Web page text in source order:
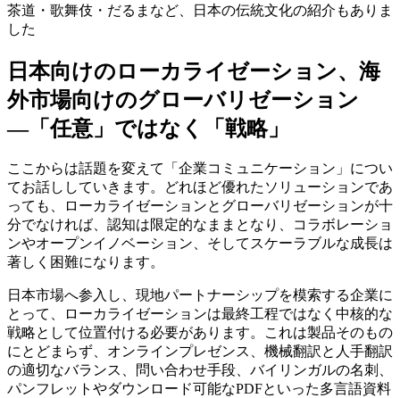
茶道・歌舞伎・だるまなど、日本の伝統文化の紹介もありま
した
日本向けのローカライゼーション、海
外市場向けのグローバリゼーション
―「任意」ではなく「戦略」
ここからは話題を変えて「企業コミュニケーション」につい
てお話ししていきます。どれほど優れたソリューションであ
っても、ローカライゼーションとグローバリゼーションが十
分でなければ、認知は限定的なままとなり、コラボレーショ
ンやオープンイノベーション、そしてスケーラブルな成長は
著しく困難になります。
日本市場へ参入し、現地パートナーシップを模索する企業に
とって、ローカライゼーションは最終工程ではなく中核的な
戦略として位置付ける必要があります。これは製品そのもの
にとどまらず、オンラインプレゼンス、機械翻訳と人手翻訳
の適切なバランス、問い合わせ手段、バイリンガルの名刺、
パンフレットやダウンロード可能なPDFといった多言語資料